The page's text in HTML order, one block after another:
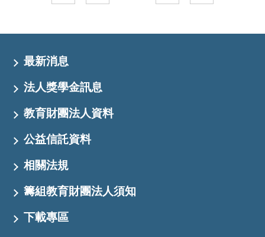
最新消息
法人獎學金訊息
教育財團法人資料
公益信託資料
相關法規
籌組教育財團法人須知
下載專區